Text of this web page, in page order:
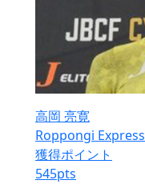
高岡 亮寛
Roppongi Express
獲得ポイント
545pts